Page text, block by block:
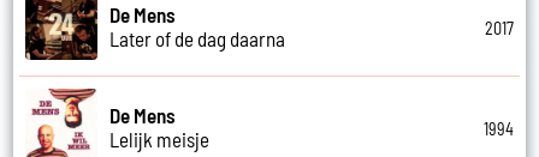
De Mens
Later of de dag daarna
2017
De Mens
Lelijk meisje
1994